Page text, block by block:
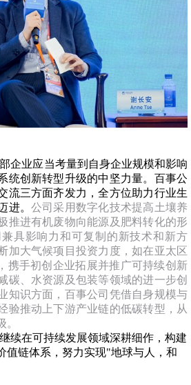
企业应当考量到自身企业规模和影响
统创新转型升级的中坚力量。百事公
流三方面齐发力，全方位助力行业生
进。 公司采用数字化技术提高土壤养
推进有机废物向能源及肥料转化的形
具影响力和可复制的新技术和新方
加大气候项目投资力度，如在亚太区
携手初创企业拓展并推广可持续创新
碳、水资源及包装等领域的进一步创
知识方面，百事公司凭借自身规模与
验推动上下游产业链的低碳转型，从
续在可持续发展领域深耕细作，构建
值链体系，努力实现"地球与人，和